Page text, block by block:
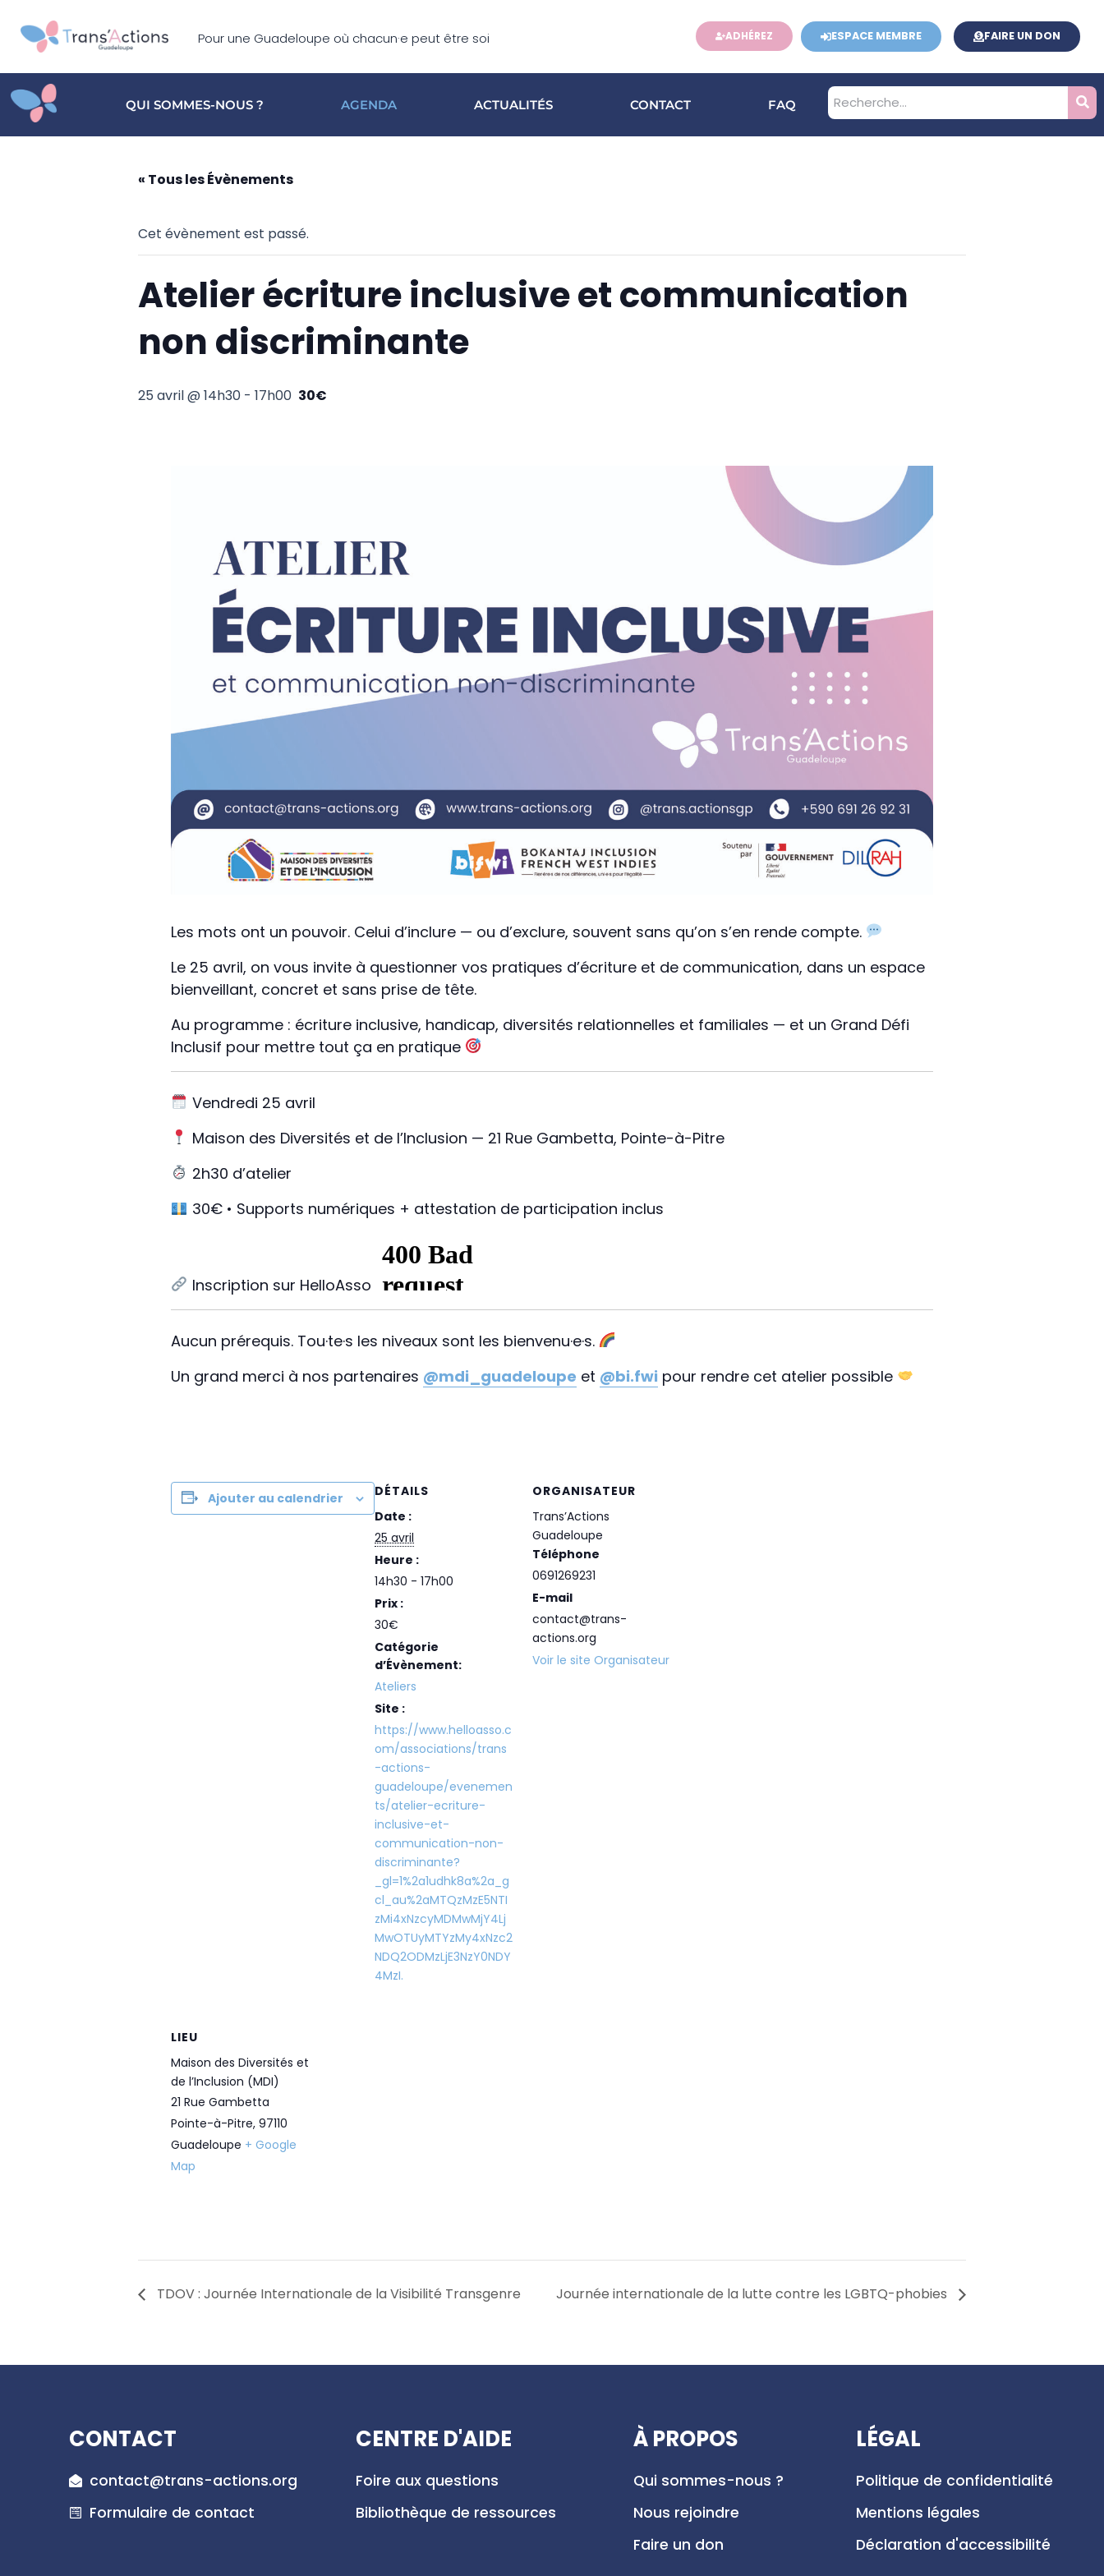
principal
contenu
Pour une Guadeloupe où chacun·e peut être soi ADHÉREZ ESPACE MEMBRE FAIRE UN DON
QUI SOMMES-NOUS ? AGENDA ACTUALITÉS CONTACT FAQ
« Tous les Évènements
Cet évènement est passé.
Atelier écriture inclusive et communication
non discriminante
25 avril @ 14h30 - 17h00 30€
Les mots ont un pouvoir. Celui d’inclure — ou d’exclure, souvent sans qu’on s’en rende compte.
Le 25 avril, on vous invite à questionner vos pratiques d’écriture et de communication, dans un espace
bienveillant, concret et sans prise de tête.
Au programme : écriture inclusive, handicap, diversités relationnelles et familiales — et un Grand Défi
Inclusif pour mettre tout ça en pratique
Vendredi 25 avril
Maison des Diversités et de l’Inclusion — 21 Rue Gambetta, Pointe-à-Pitre
2h30 d’atelier
30€ • Supports numériques + attestation de participation inclus
Inscription sur HelloAsso
Aucun prérequis. Tou·te·s les niveaux sont les bienvenu·e·s.
Un grand merci à nos partenaires @mdi_guadeloupe et @bi.fwi pour rendre cet atelier possible
Ajouter au calendrier
DÉTAILS
Date :
25 avril
Heure :
14h30 - 17h00
Prix :
30€
Catégorie
d’Évènement:
Ateliers
Site :
https://www.helloasso.c
om/associations/trans
-actions-
guadeloupe/evenemen
ts/atelier-ecriture-
inclusive-et-
communication-non-
discriminante?
_gl=1%2a1udhk8a%2a_g
cl_au%2aMTQzMzE5NTI
zMi4xNzcyMDMwMjY4Lj
MwOTUyMTYzMy4xNzc2
NDQ2ODMzLjE3NzY0NDY
4MzI.
ORGANISATEUR
Trans’Actions
Guadeloupe
Téléphone
0691269231
E-mail
contact@trans-
actions.org
Voir le site Organisateur
LIEU
Maison des Diversités et
de l’Inclusion (MDI)
21 Rue Gambetta
Pointe-à-Pitre, 97110
Guadeloupe + Google
Map
TDOV : Journée Internationale de la Visibilité Transgenre Journée internationale de la lutte contre les LGBTQ-phobies
CONTACT
contact@trans-actions.org
Formulaire de contact
CENTRE D'AIDE
Foire aux questions
Bibliothèque de ressources
À PROPOS
Qui sommes-nous ?
Nous rejoindre
Faire un don
LÉGAL
Politique de confidentialité
Mentions légales
Déclaration d'accessibilité